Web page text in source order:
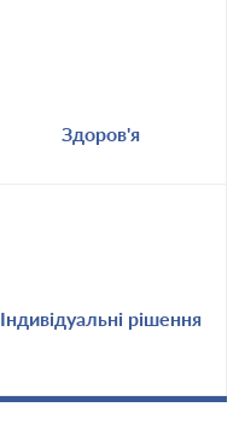
Здоров'я
Індивідуальні рішення